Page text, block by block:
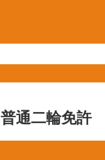
普通二輪免許